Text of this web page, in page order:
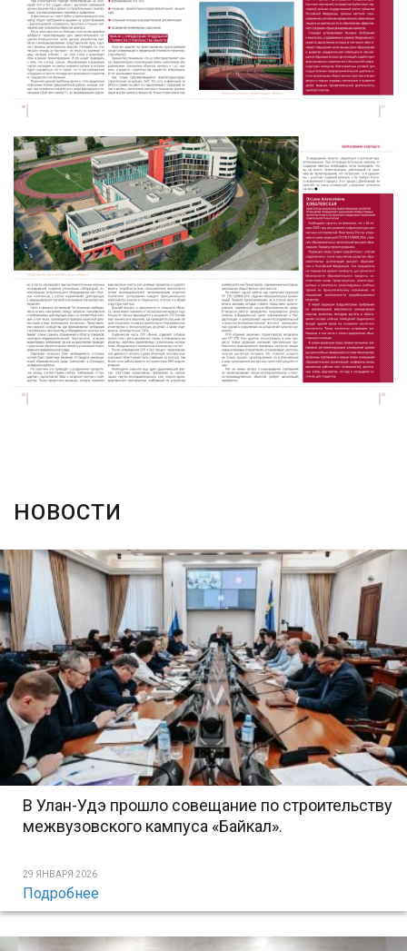
НОВОСТИ
В Улан-Удэ прошло совещание по строительству
межвузовского кампуса «Байкал».
29 ЯНВАРЯ 2026
Подробнее